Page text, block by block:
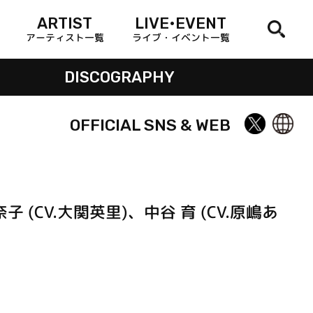
ARTIST
アーティスト一覧
LIVE•EVENT
ライブ・イベント一覧
DISCOGRAPHY
OFFICIAL SNS & WEB
(CV.大関英里)、中谷 育 (CV.原嶋あ